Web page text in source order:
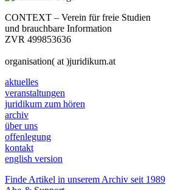
CONTEXT – Verein für freie Studien
und brauchbare Information
ZVR 499853636
organisation( at )juridikum.at
aktuelles
veranstaltungen
juridikum zum hören
archiv
über uns
offenlegung
kontakt
english version
Finde Artikel in unserem Archiv seit 1989